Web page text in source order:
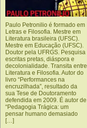
Paulo Petronilio é formado em
Letras e Filosofia. Mestre em
Literatura brasileira (UFSC).
Mestre em Educação (UFSC).
Doutor pela UFRGS. Pesquisa
escritas pretas, diáspora e
decolonialidade. Transita entre
Literatura e Filosofia. Autor do
livro “Performances na
encruzilhada”, resultado da
sua Tese de Doutoramento
defendida em 2009. É autor de
“Pedagogia Trágica: um
pensar humano demasiado
[…]